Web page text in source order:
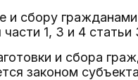
и сбору
1, 3 и 4
и сбора
законом